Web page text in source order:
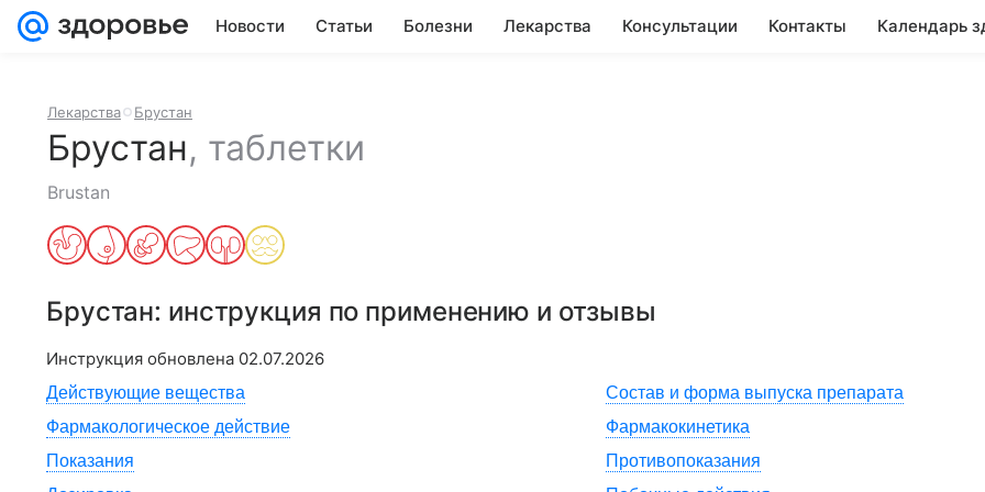
Новости Статьи Болезни Лекарства Консультации Контакты Календарь
Лекарства Брустан
Брустан, таблетки
Brustan
Брустан: инструкция по применению и отзывы
Инструкция обновлена 02.07.2026
Действующие вещества
Состав и форма выпуска препарата
Фармакологическое действие
Фармакокинетика
Показания
Противопоказания